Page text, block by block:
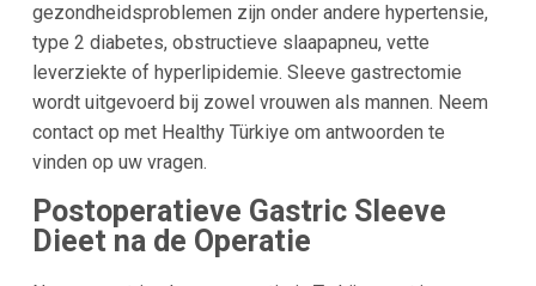
gezondheidsproblemen zijn onder andere hypertensie,
type 2 diabetes, obstructieve slaapapneu, vette
leverziekte of hyperlipidemie. Sleeve gastrectomie
wordt uitgevoerd bij zowel vrouwen als mannen. Neem
contact op met Healthy Türkiye om antwoorden te
vinden op uw vragen.
Postoperatieve Gastric Sleeve
Dieet na de Operatie